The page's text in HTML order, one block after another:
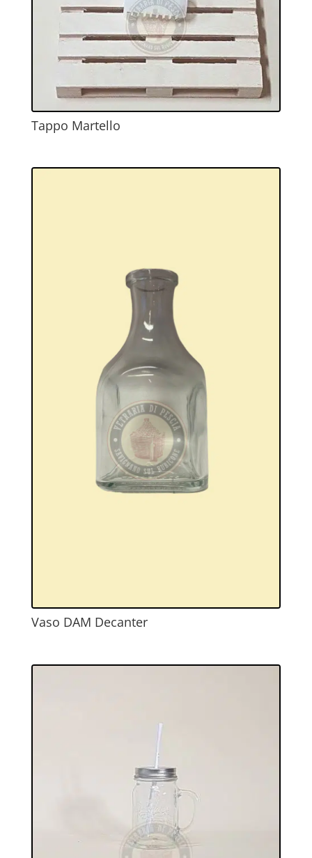
Tappo Martello
Vaso DAM Decanter